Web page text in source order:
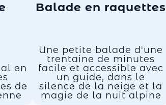
en
de
Balade en raquettes
Une petite balade d'une
trentaine de minutes
facile et accessible avec
un guide, dans le
silence de la neige et la
magie de la nuit alpine